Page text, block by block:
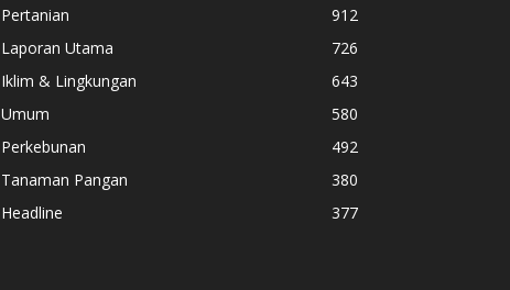
Pertanian
912
Laporan Utama
726
Iklim & Lingkungan
643
Umum
580
Perkebunan
492
Tanaman Pangan
380
Headline
377